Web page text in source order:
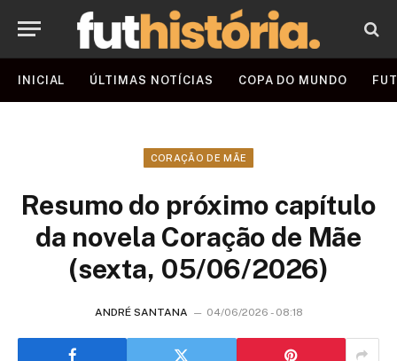
INICIAL ÚLTIMAS NOTÍCIAS COPA DO MUNDO
CORAÇÃO DE MÃE
Resumo do próximo capítulo
da novela Coração de Mãe
(sexta, 05/06/2026)
ANDRÉ SANTANA 04/06/2026 - 08:18